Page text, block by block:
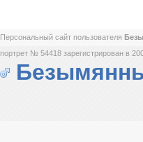
Персональный сайт пользователя
портрет № 54418 зарегистрирован в